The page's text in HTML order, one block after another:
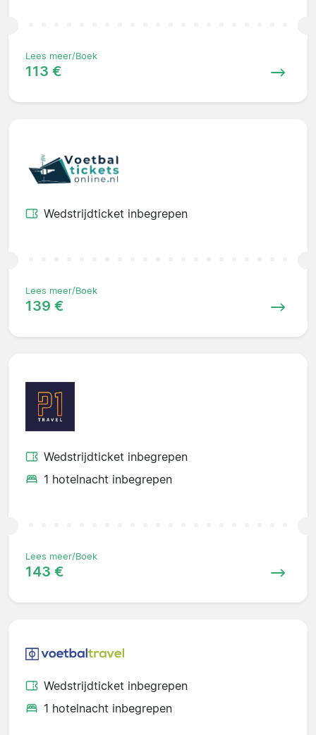
Lees meer/Boek
113 €
Wedstrijdticket inbegrepen
Lees meer/Boek
139 €
Wedstrijdticket inbegrepen
1 hotelnacht inbegrepen
Lees meer/Boek
143 €
Wedstrijdticket inbegrepen
1 hotelnacht inbegrepen